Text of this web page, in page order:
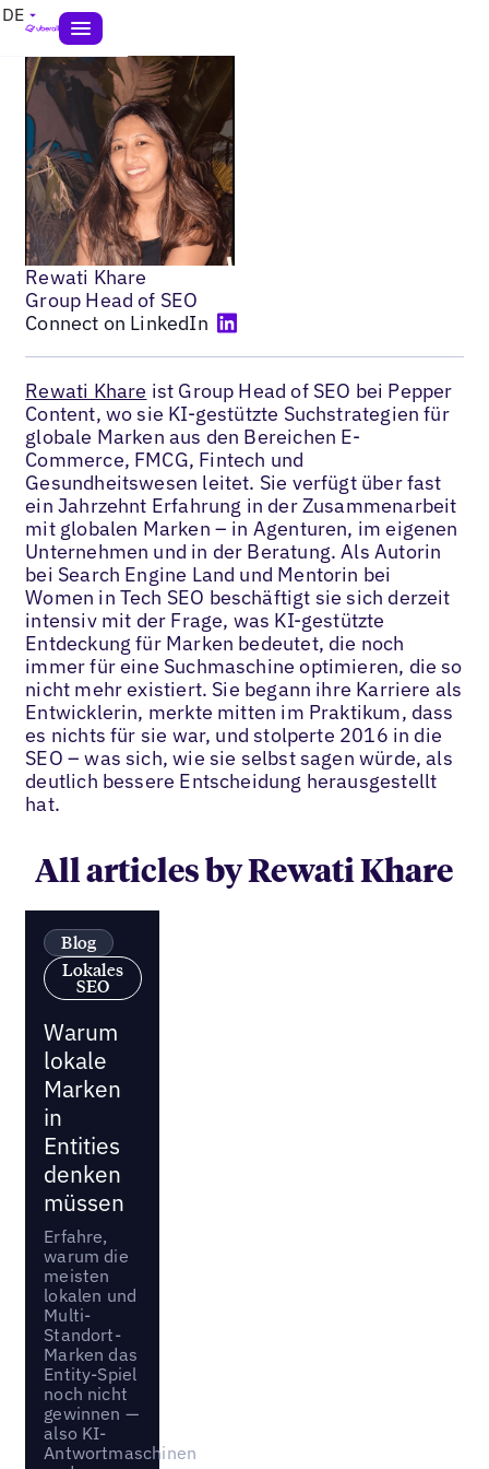
DE
Rewati Khare
Group Head of SEO
Connect on LinkedIn
Rewati Khare ist Group Head of SEO bei Pepper
Content, wo sie KI-gestützte Suchstrategien für
globale Marken aus den Bereichen E-
Commerce, FMCG, Fintech und
Gesundheitswesen leitet. Sie verfügt über fast
ein Jahrzehnt Erfahrung in der Zusammenarbeit
mit globalen Marken – in Agenturen, im eigenen
Unternehmen und in der Beratung. Als Autorin
bei Search Engine Land und Mentorin bei
Women in Tech SEO beschäftigt sie sich derzeit
intensiv mit der Frage, was KI-gestützte
Entdeckung für Marken bedeutet, die noch
immer für eine Suchmaschine optimieren, die so
nicht mehr existiert. Sie begann ihre Karriere als
Entwicklerin, merkte mitten im Praktikum, dass
es nichts für sie war, und stolperte 2016 in die
SEO – was sich, wie sie selbst sagen würde, als
deutlich bessere Entscheidung herausgestellt
hat.
All articles by Rewati Khare
Blog
Lokales
SEO
Warum
lokale
Marken
in
Entities
denken
müssen
Erfahre,
warum die
meisten
lokalen und
Multi-
Standort-
Marken das
Entity-Spiel
noch nicht
gewinnen —
also KI-
Antwortmaschinen